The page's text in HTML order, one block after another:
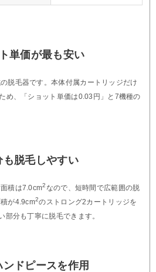
単価が最も安い
脱毛器です。本体付属カートリッジだけ
め、「ショット単価は0.03円」と7機種の
も脱毛しやすい
積は7.0cm2 なので、短時間で広範囲の脱
が4.9cm2のストロング2カートリッジを
部分も丁寧に脱毛できます。
ドピースを作用